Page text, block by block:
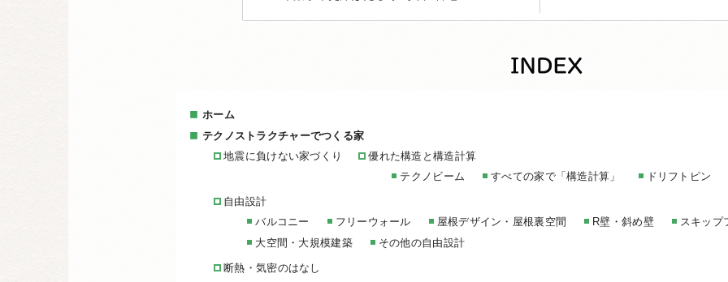
ホーム
テクノストラクチャーでつくる家
地震に負けない家づくり
優れた構造と構造計算
テクノビーム
すべての家で「構造計算」 ドリフトピン
自由設計
バルコニー
フリーウォール 屋根デザイン・屋根裏空間 R壁・斜め壁
スキップ
大空間・大規模建築
その他の自由設計
断熱・気密のはなし